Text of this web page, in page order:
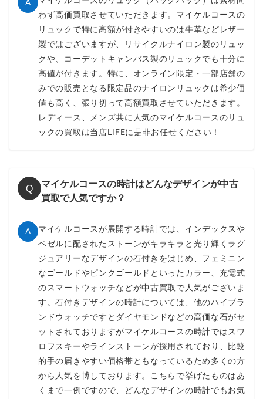
A
わず高価買取させていただきます。マイケルコースの
リュックで特に高額が付きやすいのは牛革などレザー
製ではございますが、リサイクルナイロン製のリュッ
クや、コーデットキャンバス製のリュックでも十分に
高値が付きます。特に、オンライン限定・一部店舗の
みでの販売となる限定品のナイロンリュックは希少価
値も高く、張り切って高額買取させていただきます。
レディース、メンズ共に人気のマイケルコースのリュ
ックの買取は当店LIFEに是非お任せください！
Q
マイケルコースの時計はどんなデザインが中古
買取で人気ですか？
A
マイケルコースが展開する時計では、インデックスや
ベゼルに配されたストーンがキラキラと光り輝くラグ
ジュアリーなデザインの石付きをはじめ、フェミニン
なゴールドやピンクゴールドといったカラー、充電式
のスマートウォッチなどが中古買取で人気がございま
す。石付きデザインの時計については、他のハイブラ
ンドウォッチですとダイヤモンドなどの高価な石がセ
ットされておりますがマイケルコースの時計ではスワ
ロフスキーやラインストーンが採用されており、比較
的手の届きやすい価格帯ともなっているため多くの方
から人気を博しております。こちらで挙げたものはあ
くまで一例ですので、どんなデザインの時計でもお気